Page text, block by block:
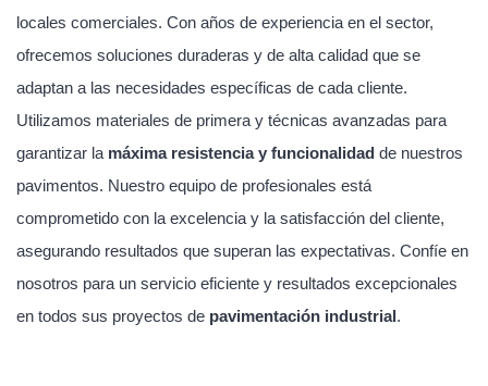
locales comerciales. Con años de experiencia en el sector,
ofrecemos soluciones duraderas y de alta calidad que se
adaptan a las necesidades específicas de cada cliente.
Utilizamos materiales de primera y técnicas avanzadas para
garantizar la máxima resistencia y funcionalidad de nuestros
pavimentos. Nuestro equipo de profesionales está
comprometido con la excelencia y la satisfacción del cliente,
asegurando resultados que superan las expectativas. Confíe en
nosotros para un servicio eficiente y resultados excepcionales
en todos sus proyectos de pavimentación industrial.